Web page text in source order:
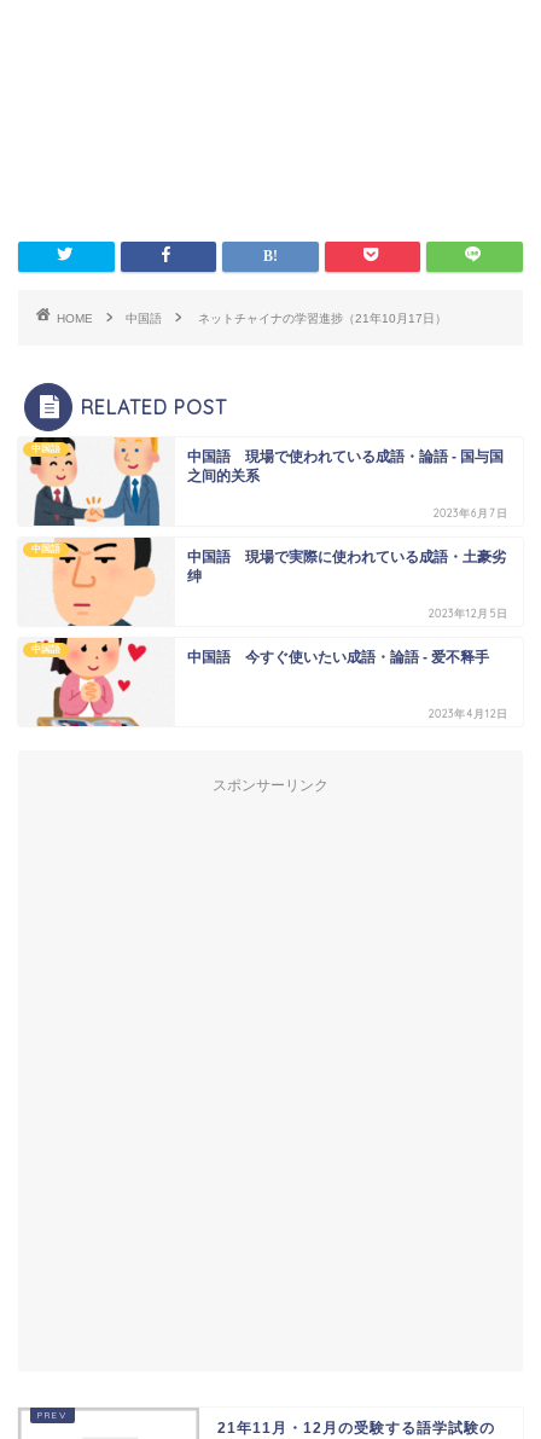
HOME 中国語 ネットチャイナの学習進捗（21年10月17日）
RELATED POST
中国語
中国語 現場で使われている成語・論語 - 国与国
之间的关系
2023年6月7日
中国語
中国語 現場で実際に使われている成語・土豪劣
绅
2023年12月5日
中国語 中国語 今すぐ使いたい成語・論語 - 爱不释手
2023年4月12日
スポンサーリンク
21年11月・12月の受験する語学試験の